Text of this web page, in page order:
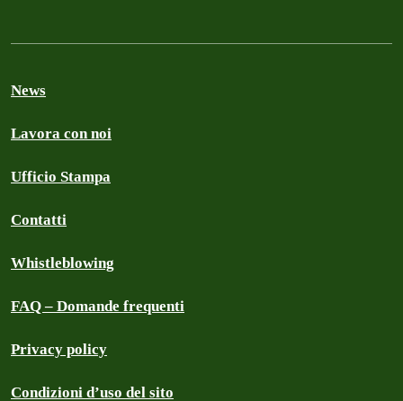
News
Lavora con noi
Ufficio Stampa
Contatti
Whistleblowing
FAQ – Domande frequenti
Privacy policy
Condizioni d’uso del sito